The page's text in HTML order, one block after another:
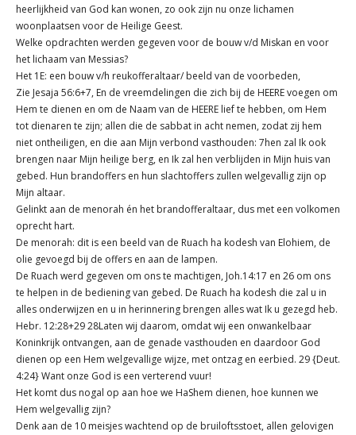
heerlijkheid van God kan wonen, zo ook zijn nu onze lichamen
woonplaatsen voor de Heilige Geest.
Welke opdrachten werden gegeven voor de bouw v/d Miskan en voor
het lichaam van Messias?
Het 1E: een bouw v/h reukofferaltaar/ beeld van de voorbeden,
Zie Jesaja 56:6+7, En de vreemdelingen die zich bij de HEERE voegen om
Hem te dienen en om de Naam van de HEERE lief te hebben, om Hem
tot dienaren te zijn; allen die de sabbat in acht nemen, zodat zij hem
niet ontheiligen, en die aan Mijn verbond vasthouden: 7hen zal Ik ook
brengen naar Mijn heilige berg, en Ik zal hen verblijden in Mijn huis van
gebed. Hun brandoffers en hun slachtoffers zullen welgevallig zijn op
Mijn altaar.
Gelinkt aan de menorah én het brandofferaltaar, dus met een volkomen
oprecht hart.
De menorah: dit is een beeld van de Ruach ha kodesh van Elohiem, de
olie gevoegd bij de offers en aan de lampen.
De Ruach werd gegeven om ons te machtigen, Joh.14:17 en 26 om ons
te helpen in de bediening van gebed. De Ruach ha kodesh die zal u in
alles onderwijzen en u in herinnering brengen alles wat Ik u gezegd heb.
Hebr. 12:28+29 28Laten wij daarom, omdat wij een onwankelbaar
Koninkrijk ontvangen, aan de genade vasthouden en daardoor God
dienen op een Hem welgevallige wijze, met ontzag en eerbied. 29 {Deut.
4:24} Want onze God is een verterend vuur!
Het komt dus nogal op aan hoe we HaShem dienen, hoe kunnen we
Hem welgevallig zijn?
Denk aan de 10 meisjes wachtend op de bruiloftsstoet, allen gelovigen